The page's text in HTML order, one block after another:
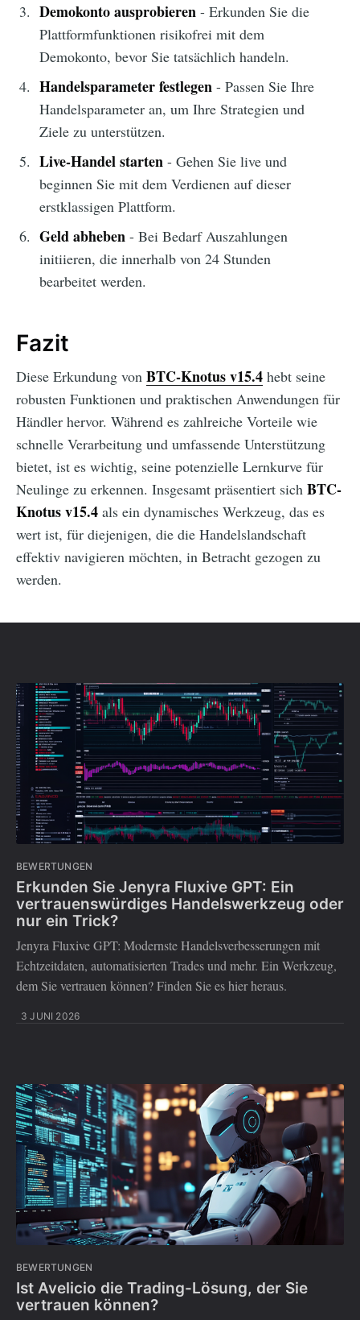
Demokonto ausprobieren- Erkunden Sie die
Plattformfunktionen risikofrei mit dem
Demokonto, bevor Sie tatsächlich handeln.
Handelsparameter festlegen- Passen Sie Ihre
Handelsparameter an, um Ihre Strategien und
Ziele zu unterstützen.
Live-Handel starten- Gehen Sie live und
beginnen Sie mit dem Verdienen auf dieser
erstklassigen Plattform.
Geld abheben- Bei Bedarf Auszahlungen
initiieren, die innerhalb von 24 Stunden
bearbeitet werden.
Fazit
Diese Erkundung von BTC-Knotus v15.4 hebt seine
robusten Funktionen und praktischen Anwendungen für
Händler hervor. Während es zahlreiche Vorteile wie
schnelle Verarbeitung und umfassende Unterstützung
bietet, ist es wichtig, seine potenzielle Lernkurve für
Neulinge zu erkennen. Insgesamt präsentiert sich BTC-
Knotus v15.4 als ein dynamisches Werkzeug, das es
wert ist, für diejenigen, die die Handelslandschaft
effektiv navigieren möchten, in Betracht gezogen zu
werden.
BEWERTUNGEN
Erkunden Sie Jenyra Fluxive GPT: Ein
vertrauenswürdiges Handelswerkzeug oder
nur ein Trick?
Jenyra Fluxive GPT: Modernste Handelsverbesserungen mit
Echtzeitdaten, automatisierten Trades und mehr. Ein Werkzeug,
dem Sie vertrauen können? Finden Sie es hier heraus.
3 JUNI 2026
BEWERTUNGEN
Ist Avelicio die Trading-Lösung, der Sie
vertrauen können?